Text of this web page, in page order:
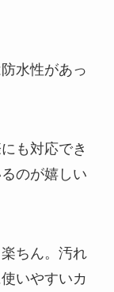
水性があっ
も対応でき
のが嬉しい
ちん。汚れ
いやすいカ